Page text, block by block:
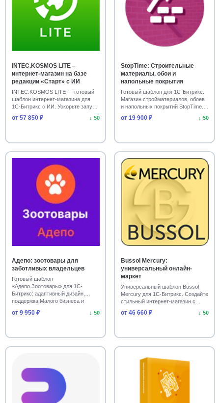
INTEC.KOSMOS LITE –
интернет-магазин на базе
редакции «Старт» с ИИ
INTEC.KOSMOS LITE — готовый
шаблон интернет-магазина для
1С-Битрикс с ИИ. Ускорьте запуск
на редакци…
от 57 850 ₽ ↓ 50
StopTime: Строительные
материалы, обои и
напольные покрытия
Готовый шаблон для 1С-Битрикс:
Магазин стройматериалов, обоев
и напольных покрытий StopTime.
от 19 900 ₽ ↓ 50
Адепо: зоотовары для
заботливых владельцев
Готовый шаблон
«Адепо.Зоотовары» для 1С-
Битрикс: адаптивный дизайн,
поддержка Малого бизнеса и
от 9 950 ₽ ↓ 50
Bussol Mercury:
универсальный онлайн-
маркет
Универсальный шаблон Bussol
Mercury для 1С-Битрикс. Создайте
стильный интернет-магазин с
гибкими нас…
от 46 660 ₽ ↓ 50